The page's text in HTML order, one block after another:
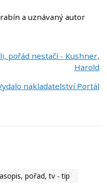
a uznávaný autor
pořád nestačí - Kushner,
Harold
nakladatelství Portál
pořad, tv - tip